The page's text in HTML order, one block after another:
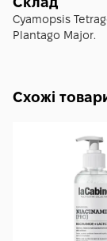
потрапляння в
призначенням.
Cyamopsis
Plantago Major.
Схожі